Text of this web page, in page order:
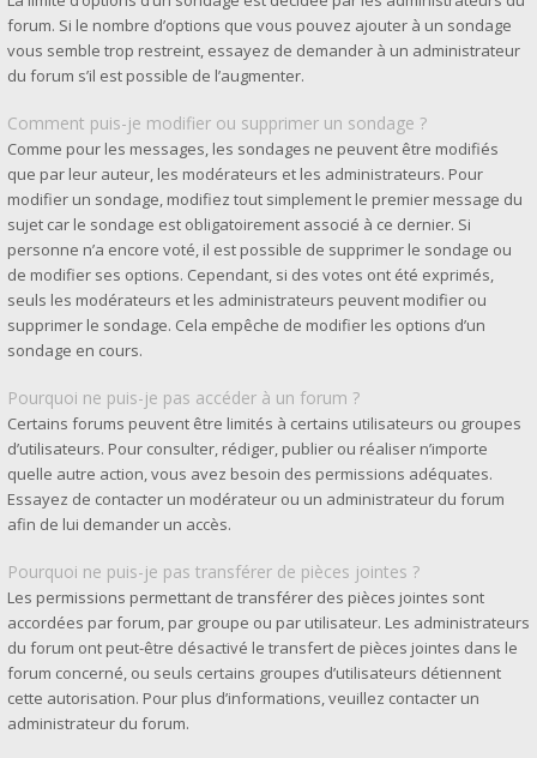
forum. Si le nombre d’options que vous pouvez ajouter à un sondage
vous semble trop restreint, essayez de demander à un administrateur
du forum s’il est possible de l’augmenter.
Comment puis-je modifier ou supprimer un sondage ?
Comme pour les messages, les sondages ne peuvent être modifiés
que par leur auteur, les modérateurs et les administrateurs. Pour
modifier un sondage, modifiez tout simplement le premier message du
sujet car le sondage est obligatoirement associé à ce dernier. Si
personne n’a encore voté, il est possible de supprimer le sondage ou
de modifier ses options. Cependant, si des votes ont été exprimés,
seuls les modérateurs et les administrateurs peuvent modifier ou
supprimer le sondage. Cela empêche de modifier les options d’un
sondage en cours.
Pourquoi ne puis-je pas accéder à un forum ?
Certains forums peuvent être limités à certains utilisateurs ou groupes
d’utilisateurs. Pour consulter, rédiger, publier ou réaliser n’importe
quelle autre action, vous avez besoin des permissions adéquates.
Essayez de contacter un modérateur ou un administrateur du forum
afin de lui demander un accès.
Pourquoi ne puis-je pas transférer de pièces jointes ?
Les permissions permettant de transférer des pièces jointes sont
accordées par forum, par groupe ou par utilisateur. Les administrateurs
du forum ont peut-être désactivé le transfert de pièces jointes dans le
forum concerné, ou seuls certains groupes d’utilisateurs détiennent
cette autorisation. Pour plus d’informations, veuillez contacter un
administrateur du forum.